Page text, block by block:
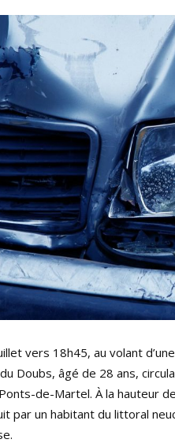
vers 18h45, au volant
Doubs, âgé de 28 ans,
de-Martel. À la hauteur
par un habitant du littoral